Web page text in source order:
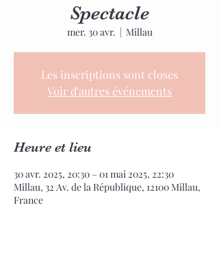
Spectacle
mer. 30 avr.
  |
Millau
Les inscriptions sont closes
Voir d'autres événements
Heure et lieu
30 avr. 2025, 20:30 – 01 mai 2025, 22:30
Millau, 32 Av. de la République, 12100 Millau,
France